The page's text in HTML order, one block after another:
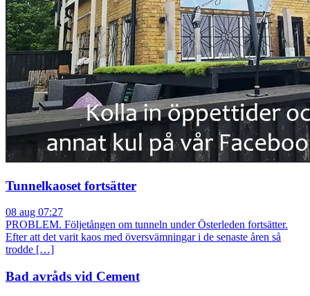
Tunnelkaoset fortsätter
08 aug 07:27
PROBLEM. Följetången om tunneln under Österleden fortsätter.
Efter att det varit kaos med översvämningar i de senaste åren så
trodde […]
Bad avråds vid Cement